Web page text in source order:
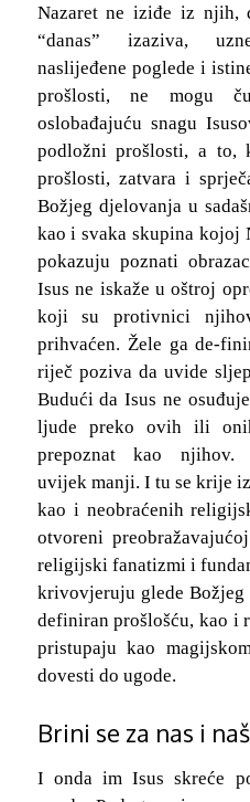
Nazaret ne iziđe iz njih,
“danas” izaziva,
naslijeđene poglede i
prošlosti, ne mogu
oslobađajuću snagu
podložni prošlosti, a to,
prošlosti, zatvara i
Božjeg djelovanja u
kao i svaka skupina kojoj
pokazuju poznati
Isus ne iskaže u oštroj
koji su protivnici
prihvaćen. Žele ga de-
riječ poziva da uvide
Budući da Isus ne
ljude preko ovih ili
prepoznat kao
uvijek manji. I tu se krije
kao i neobraćenih
otvoreni
religijski fanatizmi i
krivovjeruju glede
definiran prošlošću, kao i
pristupaju kao
dovesti do ugode.
Brini se za nas i
I onda im Isus skreće